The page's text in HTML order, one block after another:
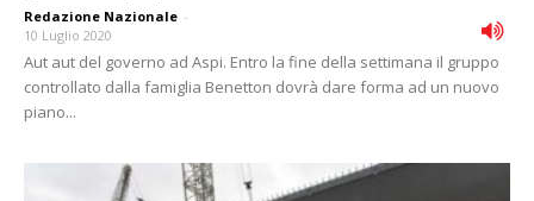
Redazione Nazionale -
10 Luglio 2020
Aut aut del governo ad Aspi. Entro la fine della settimana il gruppo
controllato dalla famiglia Benetton dovrà dare forma ad un nuovo
piano...